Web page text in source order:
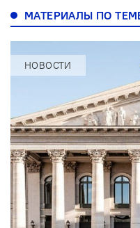
МАТЕРИАЛЫ ПО
НОВОСТИ